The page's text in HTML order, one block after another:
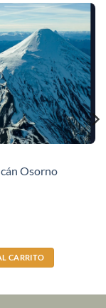
Osorno
CARRITO